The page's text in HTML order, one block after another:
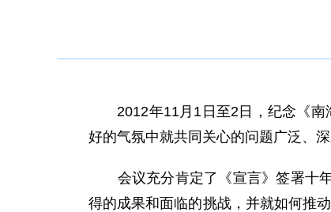
2012年11月1日至2日，纪念《南
好的气氛中就共同关心的问题广泛、深
会议充分肯定了《宣言》签署十年
得的成果和面临的挑战，并就如何推